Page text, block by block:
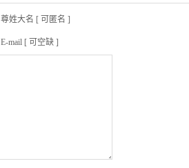
尊姓大名 [ 可匿名 ]
E-mail [ 可空缺 ]